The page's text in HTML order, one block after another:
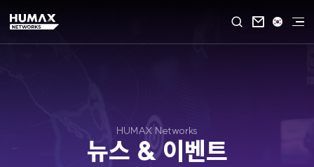

HUMAX Networks
뉴스 & 이벤트